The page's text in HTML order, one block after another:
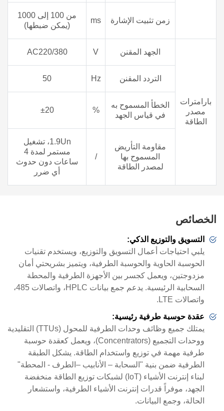
زمن تثبيت الإشارة ms
من 100 إلى 1000
(يمكن ضبطها)
بارامترات
مصدر
الطاقة
الجهد المقنن V
AC220/380
التردد المقنن Hz
50
الخطأ المسموح به
في قياس الجهد
%
±20
مقاومة التأريض
المسموح بها
لمصدر الطاقة
/
1.9Un، تشغيل
مستمر لمدة 4
ساعات دون حدوث
أي ضرر
الخصائص
التسويق والتوزيع الذكي:
يلبي احتياجات أعمال التسويق والتوزيع، ويستخدم تقنيات
الحوسبة الحاوية والحوسبة الطرفية، ويتميز بشريحتي أمان
مزدوجتين، ويعمل كجسر بين الأجهزة الطرفية والمحطة
السحابية الرئيسية. يدعم جمع بيانات HPLC، واتصالات 485،
واتصالات LTE
.
عقدة حوسبة طرفية رئيسية:
يمتلك جميع وظائف وحدات الطرفية للمحول (TTUs) التقليدية
ووحدات التجميع (Concentrators)، ويعمل كعقدة حوسبة
طرفية مهمة في توزيع واستخدام الطاقة. يشكل الطبقة
الطرفية ضمن بنية "السحابة – الأنابيب –الطرف - المحطة"
لبناء إنترنت الأشياء (IoT) لشبكات توزيع الطاقة منخفضة
الجهد، موفراً قدرات إنترنت الأشياء الطرفية، واستشعار
الحالة، وجمع البيانات.